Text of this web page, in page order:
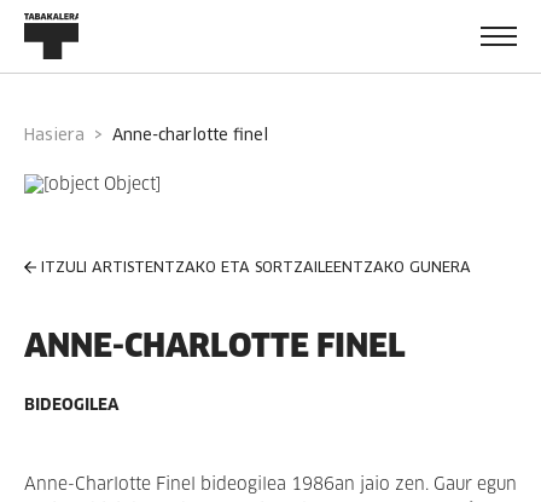
Hasiera anne-charlotte finel
ITZULI ARTISTENTZAKO ETA SORTZAILEENTZAKO GUNERA
ANNE-CHARLOTTE FINEL
BIDEOGILEA
Anne-Charlotte Finel bideogilea 1986an jaio zen. Gaur egun